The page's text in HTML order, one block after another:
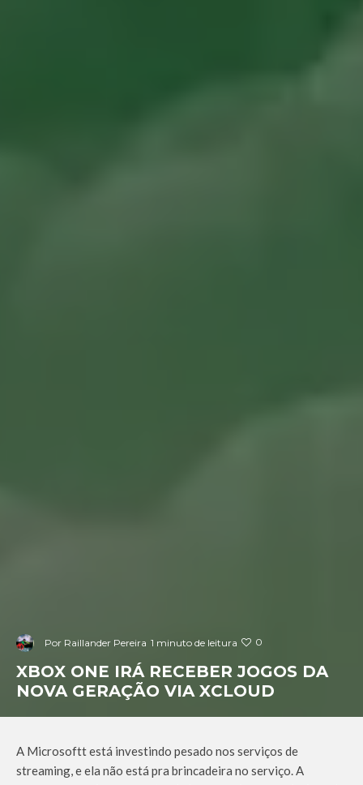
Por Raillander Pereira 1 minuto de leitura 0
XBOX ONE IRÁ RECEBER JOGOS DA
NOVA GERAÇÃO VIA XCLOUD
A Microsoftt está investindo pesado nos serviços de
streaming, e ela não está pra brincadeira no serviço. A